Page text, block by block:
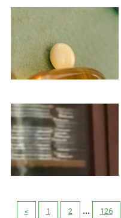
« 1 2 ... 126